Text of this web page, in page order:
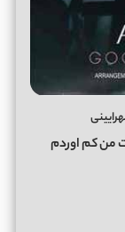
من کم اوردم